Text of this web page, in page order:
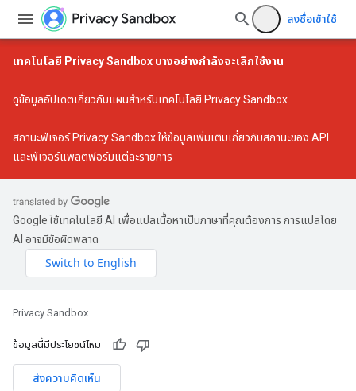
ลงชื่อเข้าใช้
เทคโนโลยี Privacy Sandbox บางอย่างกำลังจะเลิกใช้งาน
ดูข้อมูลอัปเดตเกี่ยวกับแผนสำหรับเทคโนโลยี Privacy Sandbox
สถานะฟีเจอร์ Privacy Sandboxให้ข้อมูลเพิ่มเติมเกี่ยวกับสถานะของ API
และฟีเจอร์แพลตฟอร์มแต่ละรายการ
Google ใช้เทคโนโลยี AI เพื่อแปลเนื้อหาเป็นภาษาที่คุณต้องการ การแปลโดย
AI อาจมีข้อผิดพลาด
Privacy Sandbox
ข้อมูลนี้มีประโยชน์ไหม
ส่งความคิดเห็น